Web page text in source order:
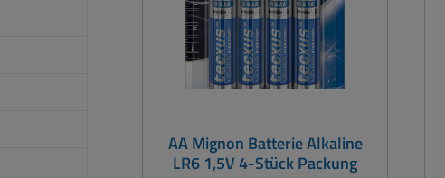
AA Mignon Batterie Alkaline
LR6 1,5V 4-Stück Packung